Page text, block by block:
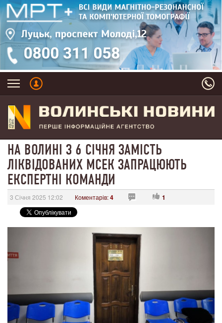
НА ВОЛИНІ З 6 СІЧНЯ ЗАМІСТЬ
ЛІКВІДОВАНИХ МСЕК ЗАПРАЦЮЮТЬ
ЕКСПЕРТНІ КОМАНДИ
3 Січня 2025 12:02 Коментарів:4 1